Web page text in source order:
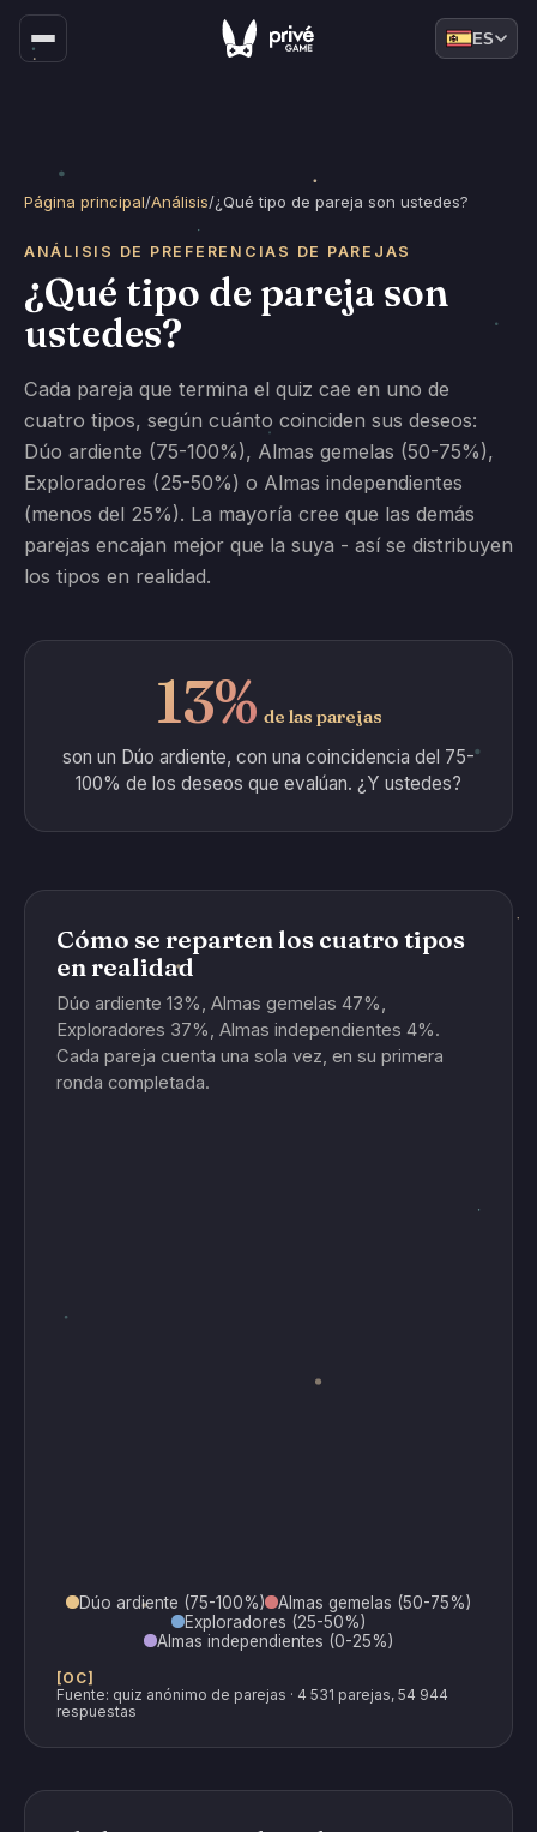
ES
Página principal/Análisis/¿Qué tipo de pareja son ustedes?
ANÁLISIS DE PREFERENCIAS DE PAREJAS
¿Qué tipo de pareja son
ustedes?
Cada pareja que termina el quiz cae en uno de
cuatro tipos, según cuánto coinciden sus deseos:
Dúo ardiente (75-100%), Almas gemelas (50-75%),
Exploradores (25-50%) o Almas independientes
(menos del 25%). La mayoría cree que las demás
parejas encajan mejor que la suya - así se distribuyen
los tipos en realidad.
13% de las parejas
son un Dúo ardiente, con una coincidencia del 75-
100% de los deseos que evalúan. ¿Y ustedes?
Cómo se reparten los cuatro tipos
en realidad
Dúo ardiente 13%, Almas gemelas 47%,
Exploradores 37%, Almas independientes 4%.
Cada pareja cuenta una sola vez, en su primera
ronda completada.
Dúo ardiente (75-100%)
Almas gemelas (50-75%)
Exploradores (25-50%)
Almas independientes (0-25%)
[OC]
Fuente: quiz anónimo de parejas · 4 531 parejas, 54 944
respuestas